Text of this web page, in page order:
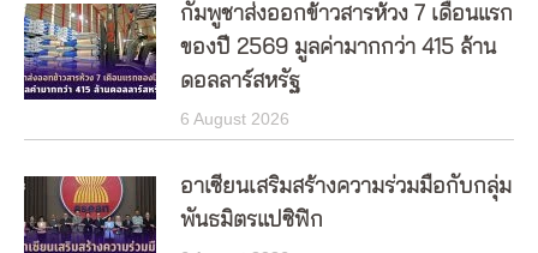
กัมพูชาส่งออกข้าวสารห้วง 7 เดือนแรก
ของปี 2569 มูลค่ามากกว่า 415 ล้าน
ดอลลาร์สหรัฐ
6 August 2026
อาเซียนเสริมสร้างความร่วมมือกับกลุ่ม
พันธมิตรแปซิฟิก